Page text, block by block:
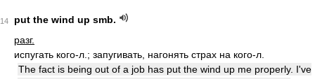
14
put the wind up smb.
разг.
испугать кого-л.; запугивать, нагонять страх на кого-л.
The fact is being out of a job has put the wind up me properly. I've